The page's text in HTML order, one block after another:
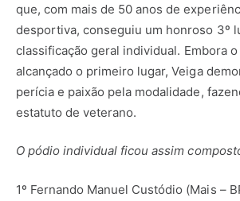
que, com mais de 50 anos de
desportiva, conseguiu um honroso 3º
classificação geral individual. Embora
alcançado o primeiro lugar, Veiga
perícia e paixão pela modalidade,
estatuto de veterano.
O pódio individual ficou assim
1º Fernando Manuel Custódio (Mais –